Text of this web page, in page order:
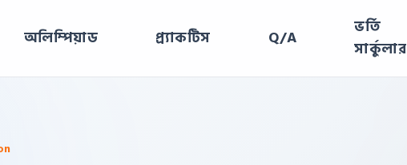
অলিম্পিয়াড প্র্যাকটিস Q/A
ভর্তি
সার্কুলার